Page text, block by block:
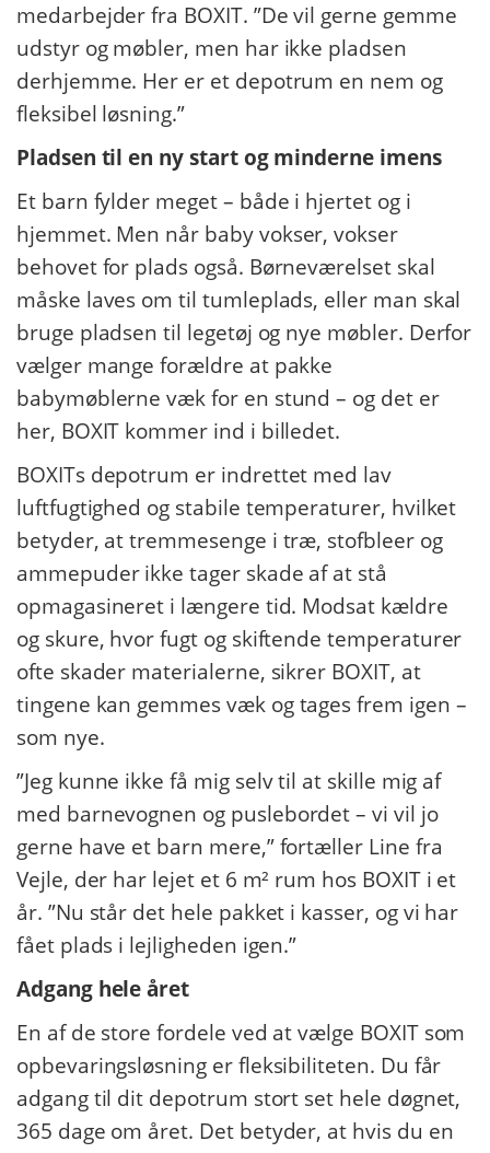
medarbejder fra BOXIT. ”De vil gerne gemme
udstyr og møbler, men har ikke pladsen
derhjemme. Her er et depotrum en nem og
fleksibel løsning.”
Pladsen til en ny start og minderne imens
Et barn fylder meget – både i hjertet og i
hjemmet. Men når baby vokser, vokser
behovet for plads også. Børneværelset skal
måske laves om til tumleplads, eller man skal
bruge pladsen til legetøj og nye møbler. Derfor
vælger mange forældre at pakke
babymøblerne væk for en stund – og det er
her, BOXIT kommer ind i billedet.
BOXITs depotrum er indrettet med lav
luftfugtighed og stabile temperaturer, hvilket
betyder, at tremmesenge i træ, stofbleer og
ammepuder ikke tager skade af at stå
opmagasineret i længere tid. Modsat kældre
og skure, hvor fugt og skiftende temperaturer
ofte skader materialerne, sikrer BOXIT, at
tingene kan gemmes væk og tages frem igen –
som nye.
”Jeg kunne ikke få mig selv til at skille mig af
med barnevognen og puslebordet – vi vil jo
gerne have et barn mere,” fortæller Line fra
Vejle, der har lejet et 6 m² rum hos BOXIT i et
år. ”Nu står det hele pakket i kasser, og vi har
fået plads i lejligheden igen.”
Adgang hele året
En af de store fordele ved at vælge BOXIT som
opbevaringsløsning er fleksibiliteten. Du får
adgang til dit depotrum stort set hele døgnet,
365 dage om året. Det betyder, at hvis du en